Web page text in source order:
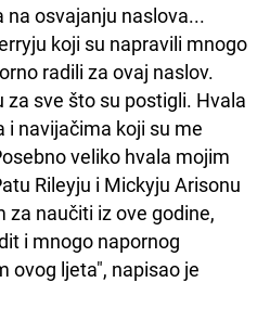
osvajanju naslova...
koji su napravili mnogo
radili za ovaj naslov.
sve što su postigli. Hvala
navijačima koji su me
veliko hvala mojim
Rileyju i Mickyju Arisonu
naučiti iz ove godine,
i mnogo napornog
ovog ljeta", napisao je